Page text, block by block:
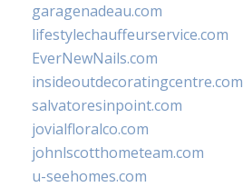
garagenadeau.com
lifestylechauffeurservice.com
EverNewNails.com
insideoutdecoratingcentre.com
salvatoresinpoint.com
jovialfloralco.com
johnlscotthometeam.com
u-seehomes.com